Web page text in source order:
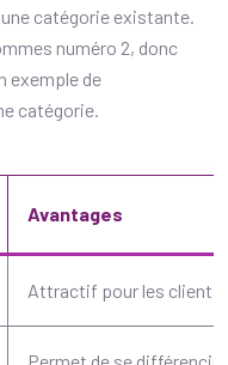
catégorie existante.
numéro 2, donc
exemple de
catégorie.
Avantages
Attractif pour les